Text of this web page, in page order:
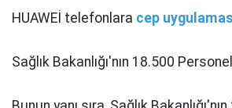
HUAWEİ telefonlara cep
Sağlık Bakanlığı'nın 18.500